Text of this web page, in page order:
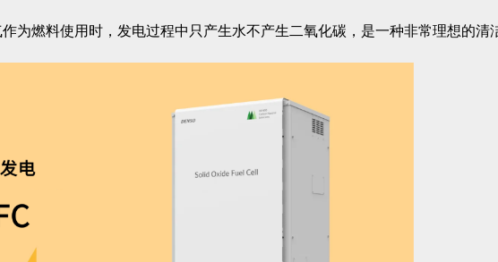
燃料使用时，发电过程中只产生水不产生二氧化碳，是一种非常理想的清